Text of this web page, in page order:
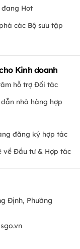
đang Hot
các Bộ sưu tập
Kinh doanh
hỗ trợ Đối tác
dẫn nhà hàng hợp
đăng ký hợp tác
về Đầu tư & Hợp tác
Định, Phường